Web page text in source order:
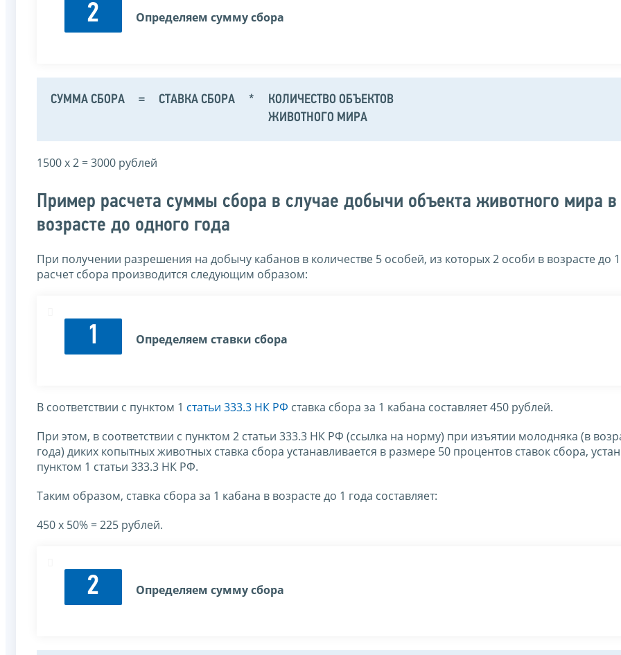
2 Определяем сумму сбора
СУММА СБОРА = СТАВКА СБОРА *
КОЛИЧЕСТВО ОБЪЕКТОВ
ЖИВОТНОГО МИРА
1500 х 2 = 3000 рублей
Пример расчета суммы сбора в случае добычи объекта животного мира в
возрасте до одного года
При получении разрешения на добычу кабанов в количестве 5 особей, из которых 2 особи в возрасте до 1
расчет сбора производится следующим образом:
1 Определяем ставки сбора
В соответствии с пунктом 1 статьи 333.3 НК РФ ставка сбора за 1 кабана составляет 450 рублей.
При этом, в соответствии с пунктом 2 статьи 333.3 НК РФ (ссылка на норму) при изъятии молодняка (в
года) диких копытных животных ставка сбора устанавливается в размере 50 процентов ставок сбора,
пунктом 1 статьи 333.3 НК РФ.
Таким образом, ставка сбора за 1 кабана в возрасте до 1 года составляет:
450 х 50% = 225 рублей.
2 Определяем сумму сбора